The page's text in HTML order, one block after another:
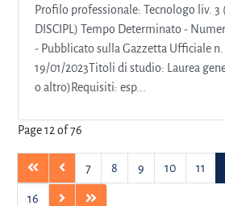
Profilo professionale: Tecnologo liv. 3
DISCIPL) Tempo Determinato -
- Pubblicato sulla Gazzetta Ufficiale n.
19/01/2023Titoli di studio: Laurea
o altro)Requisiti: esp...
Page 12 of 76
7 8 9 10 11
16